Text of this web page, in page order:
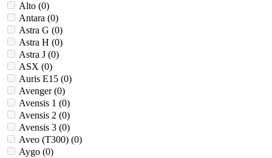
Alto (0)
Antara (0)
Astra G (0)
Astra H (0)
Astra J (0)
ASX (0)
Auris E15 (0)
Avenger (0)
Avensis 1 (0)
Avensis 2 (0)
Avensis 3 (0)
Aveo (T300) (0)
Aygo (0)